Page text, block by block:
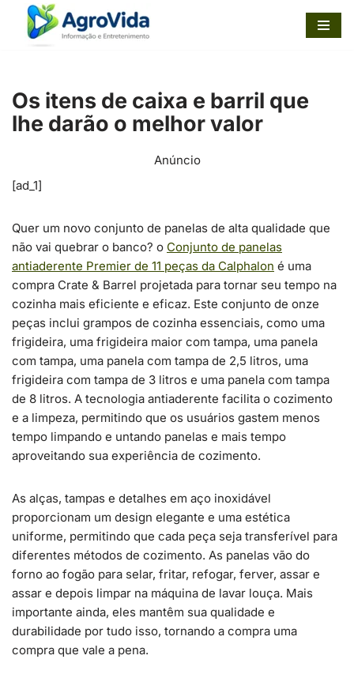
Pular
conteúdo
Os itens de caixa e barril que
lhe darão o melhor valor
Anúncio
[ad_1]
Quer um novo conjunto de panelas de alta qualidade que
não vai quebrar o banco? o Conjunto de panelas
antiaderente Premier de 11 peças da Calphalon é uma
compra Crate & Barrel projetada para tornar seu tempo na
cozinha mais eficiente e eficaz. Este conjunto de onze
peças inclui grampos de cozinha essenciais, como uma
frigideira, uma frigideira maior com tampa, uma panela
com tampa, uma panela com tampa de 2,5 litros, uma
frigideira com tampa de 3 litros e uma panela com tampa
de 8 litros. A tecnologia antiaderente facilita o cozimento
e a limpeza, permitindo que os usuários gastem menos
tempo limpando e untando panelas e mais tempo
aproveitando sua experiência de cozimento.
As alças, tampas e detalhes em aço inoxidável
proporcionam um design elegante e uma estética
uniforme, permitindo que cada peça seja transferível para
diferentes métodos de cozimento. As panelas vão do
forno ao fogão para selar, fritar, refogar, ferver, assar e
assar e depois limpar na máquina de lavar louça. Mais
importante ainda, eles mantêm sua qualidade e
durabilidade por tudo isso, tornando a compra uma
compra que vale a pena.